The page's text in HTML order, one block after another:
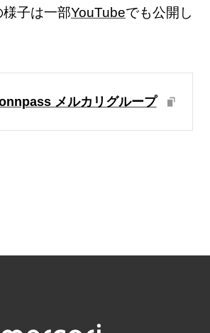
子は一部YouTubeでも公開し
メルカリグループ